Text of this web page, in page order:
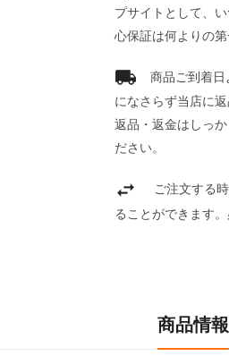
プサイトとして、
心保証は何よりの
商品ご到着
になさらず当店に
返品・返金はしっ
ださい。
ご注文する
ることができます
商品情報